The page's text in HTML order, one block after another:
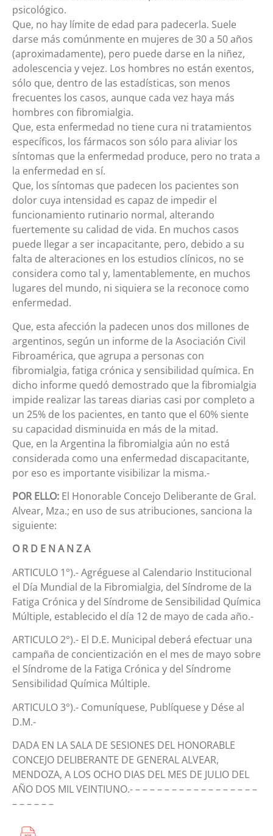
psicológico.
Que, no hay límite de edad para padecerla. Suele
darse más comúnmente en mujeres de 30 a 50 años
(aproximadamente), pero puede darse en la niñez,
adolescencia y vejez. Los hombres no están exentos,
sólo que, dentro de las estadísticas, son menos
frecuentes los casos, aunque cada vez haya más
hombres con fibromialgia.
Que, esta enfermedad no tiene cura ni tratamientos
específicos, los fármacos son sólo para aliviar los
síntomas que la enfermedad produce, pero no trata a
la enfermedad en sí.
Que, los síntomas que padecen los pacientes son
dolor cuya intensidad es capaz de impedir el
funcionamiento rutinario normal, alterando
fuertemente su calidad de vida. En muchos casos
puede llegar a ser incapacitante, pero, debido a su
falta de alteraciones en los estudios clínicos, no se
considera como tal y, lamentablemente, en muchos
lugares del mundo, ni siquiera se la reconoce como
enfermedad.
Que, esta afección la padecen unos dos millones de
argentinos, según un informe de la Asociación Civil
Fibroamérica, que agrupa a personas con
fibromialgia, fatiga crónica y sensibilidad química. En
dicho informe quedó demostrado que la fibromialgia
impide realizar las tareas diarias casi por completo a
un 25% de los pacientes, en tanto que el 60% siente
su capacidad disminuida en más de la mitad.
Que, en la Argentina la fibromialgia aún no está
considerada como una enfermedad discapacitante,
por eso es importante visibilizar la misma.-
POR ELLO: El Honorable Concejo Deliberante de Gral.
Alvear, Mza.; en uso de sus atribuciones, sanciona la
siguiente:
O R D E N A N Z A
ARTICULO 1°).- Agréguese al Calendario Institucional
el Día Mundial de la Fibromialgia, del Síndrome de la
Fatiga Crónica y del Síndrome de Sensibilidad Química
Múltiple, establecido el día 12 de mayo de cada año.-
ARTICULO 2°).- El D.E. Municipal deberá efectuar una
campaña de concientización en el mes de mayo sobre
el Síndrome de la Fatiga Crónica y del Síndrome
Sensibilidad Química Múltiple.
ARTICULO 3°).- Comuníquese, Publíquese y Dése al
D.M.-
DADA EN LA SALA DE SESIONES DEL HONORABLE
CONCEJO DELIBERANTE DE GENERAL ALVEAR,
MENDOZA, A LOS OCHO DIAS DEL MES DE JULIO DEL
AÑO DOS MIL VEINTIUNO.- – – – – – – – – – – – – – – – – –
– – – – – –